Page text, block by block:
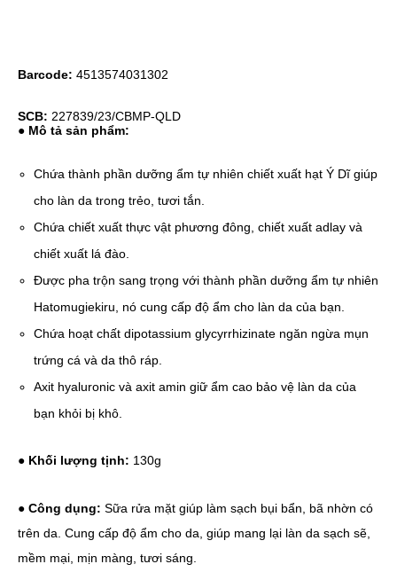
Barcode: 4513574031302
SCB: 227839/23/CBMP-QLD
● Mô tả sản phẩm:
Chứa thành phần dưỡng ẩm tự nhiên chiết xuất hạt Ý Dĩ giúp
cho làn da trong trẻo, tươi tắn.
Chứa chiết xuất thực vật phương đông, chiết xuất adlay và
chiết xuất lá đào.
Được pha trộn sang trọng với thành phần dưỡng ẩm tự nhiên
Hatomugiekiru, nó cung cấp độ ẩm cho làn da của bạn.
Chứa hoạt chất dipotassium glycyrrhizinate ngăn ngừa mụn
trứng cá và da thô ráp.
Axit hyaluronic và axit amin giữ ẩm cao bảo vệ làn da của
bạn khỏi bị khô.
● Khối lượng tịnh: 130g
● Công dụng: Sữa rửa mặt giúp làm sạch bụi bẩn, bã nhờn có
trên da. Cung cấp độ ẩm cho da, giúp mang lại làn da sạch sẽ,
mềm mại, mịn màng, tươi sáng.